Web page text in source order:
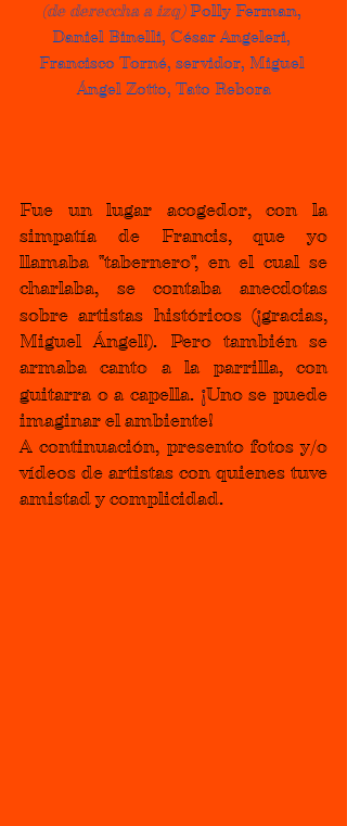
(de dereccha a izq) Polly Ferman,
Daniel Binelli, César Angeleri,
Francisco Torné, servidor, Miguel
Ángel Zotto, Tato Rebora
Fue un lugar acogedor, con la
simpatía de Francis, que yo
llamaba "tabernero", en el cual se
charlaba, se contaba anecdotas
sobre artistas históricos (¡gracias,
Miguel Ángel!). Pero también se
armaba canto a la parrilla, con
guitarra o a capella. ¡Uno se puede
imaginar el ambiente!
A continuación, presento fotos y/o
vídeos de artistas con quienes tuve
amistad y complicidad.